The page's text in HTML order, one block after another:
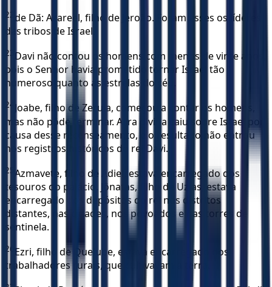
22 de Dã: Azareel, filho de Jeroão. Foram esses os líderes
das tribos de Israel.
23 Davi não contou os homens com menos de vinte anos,
pois o Senhor havia prometido tornar Israel tão
numeroso quanto as estrelas do céu.
24 Joabe, filho de Zeruia, começou a contar os homens,
mas não pôde terminar. A ira divina caiu sobre Israel por
causa desse recenseamento, e o resultado não entrou
nos registros históricos do rei Davi.
25 Azmavete, filho de Adiel, estava encarregado dos
tesouros do palácio. Jônatas, filho de Uzias, estava
encarregado dos depósitos do rei nos distritos
distantes, nas cidades, nos povoados e nas torres de
sentinela.
26 Ezri, filho de Quelube, estava encarregado dos
trabalhadores rurais, que cultivavam a terra.